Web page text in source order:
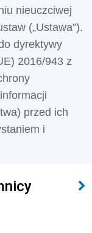
nieuczciwej
(„Ustawa”).
dyrektywy
2016/943 z
przed ich
i